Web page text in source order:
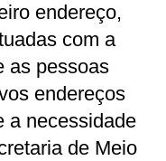
endereço,
com a
as pessoas
endereços
a necessidade
de Meio